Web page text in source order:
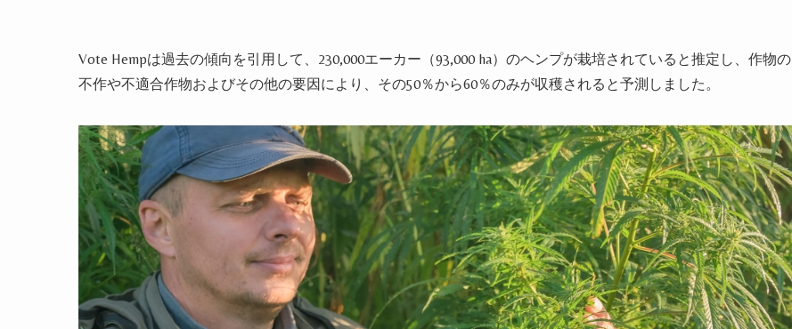
Vote Hempは過去の傾向を引用して、 230,000エーカー（93,000 ha）のヘンプが栽培されていると推定し、作物の
不作や不適合作物およびその他の要因により、その50％から60％のみが収穫されると予測しました。